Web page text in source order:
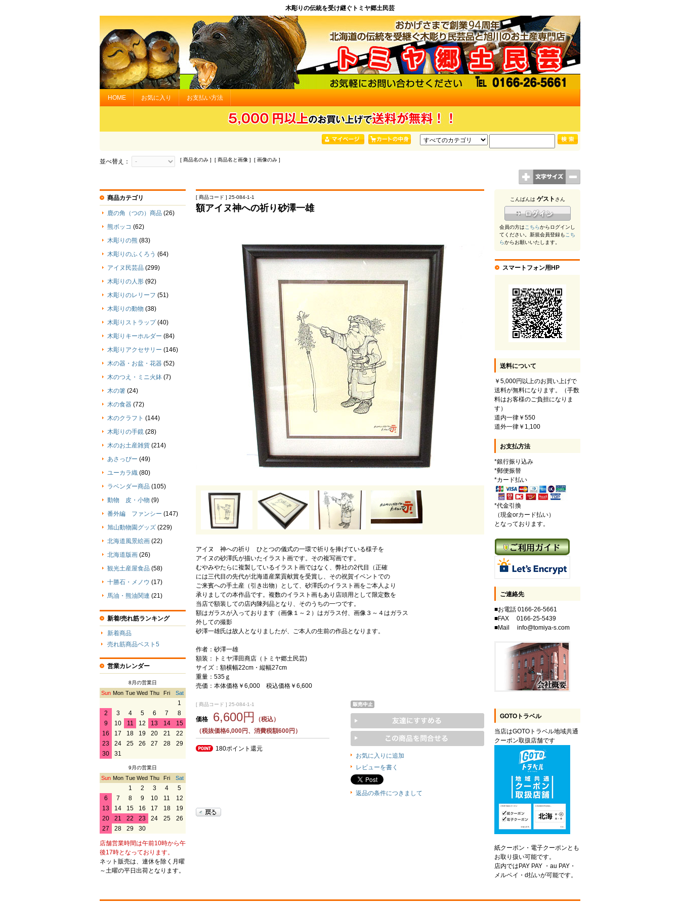
木彫りの伝統を受け継ぐトミヤ郷土民芸
HOME お気に入り お支払い方法
並べ替え： [ 商品名のみ ] [ 商品名と画像 ] [ 画像のみ ]
[ 商品コード ] 25-084-1-1
額アイヌ神への祈り砂澤一雄
アイヌ 神への祈り ひとつの儀式の一環で祈りを捧げている様子を
アイヌの砂澤氏が描いたイラスト画です。その複写画です。
むやみやたらに複製しているイラスト画ではなく、弊社の2代目（正確
には三代目の先代が北海道産業貢献賞を受賞し、その祝賀イベントでの
ご来賓への手土産（引き出物）として、砂澤氏のイラスト画をご本人より
承りましての本作品です。複数のイラスト画もあり店頭用として限定数を
当店で額装しての店内陳列品となり、そのうちの一つです。
額はガラスが入っております（画像１～２）はガラス付、画像３～４はガラス
外しての撮影
砂澤一雄氏は故人となりましたが、ご本人の生前の作品となります。
作者：砂澤一雄
額装：トミヤ澤田商店（トミヤ郷土民芸)
サイズ：額横幅22cm・縦幅27cm
重量：535ｇ
売価：本体価格￥6,000 税込価格￥6,600
[ 商品コード ] 25-084-1-1
価格 6,600円
（税込）
（税抜価格6,000円、消費税額600円）
180ポイント還元
お気に入りに追加
レビューを書く
返品の条件につきまして
商品カテゴリ
鹿の角（つの）商品 (26)
熊ボッコ (62)
木彫りの熊 (83)
木彫りのふくろう (64)
アイヌ民芸品 (299)
木彫りの人形 (92)
木彫りのレリーフ (51)
木彫りの動物 (38)
木彫りストラップ (40)
木彫りキーホルダー (84)
木彫りアクセサリー (146)
木の器・お盆・花器 (52)
木のつえ・ミニ火鉢 (7)
木の箸 (24)
木の食器 (72)
木のクラフト (144)
木彫りの手鏡 (28)
木のお土産雑貨 (214)
あさっぴー (49)
ユーカラ織 (80)
ラベンダー商品 (105)
動物 皮・小物 (9)
番外編 ファンシー (147)
旭山動物園グッズ (229)
北海道風景絵画 (22)
北海道版画 (26)
観光土産屋食品 (58)
十勝石・メノウ (17)
馬油・熊油関連 (21)
新着/売れ筋ランキング
新着商品
売れ筋商品ベスト5
営業カレンダー
8月の営業日
Sun Mon Tue Wed Thu Fri Sat
1
2
3 4 5 6 7
8
9
10 11 12 13 14
15
16
17 18 19 20 21
22
23
24 25 26 27 28
29
30
31
9月の営業日
Sun Mon Tue Wed Thu Fri Sat
1 2 3 4
5
6
7 8 9 10 11
12
13
14 15 16 17 18
19
20
21 22 23 24 25
26
27
28 29 30
店舗営業時間は午前10時から午
後17時となっております。
ネット販売は、連休を除く月曜
～土曜の平日出荷となります。
こんばんは ゲスト さん
会員の方はこちらからログインし
てください。新規会員登録もこち
らからお願いいたします。
スマートフォン用HP
送料について
￥5,000円以上のお買い上げで
送料が無料になります。（手数
料はお客様のご負担になりま
す）
道内一律￥550
道外一律￥1,100
お支払方法
*銀行振り込み
*郵便振替
*カード払い
*代金引換
（現金orカード払い）
となっております。
ご連絡先
■お電話 0166-26-5661
■FAX 0166-25-5439
■Mail info@tomiya-s.com
GOTOトラベル
当店はGOTOトラベル地域共通
クーポン取扱店舗です
紙クーポン・電子クーポンとも
お取り扱い可能です。
店内ではPAY PAY ・au PAY・
メルペイ・d払いが可能です。